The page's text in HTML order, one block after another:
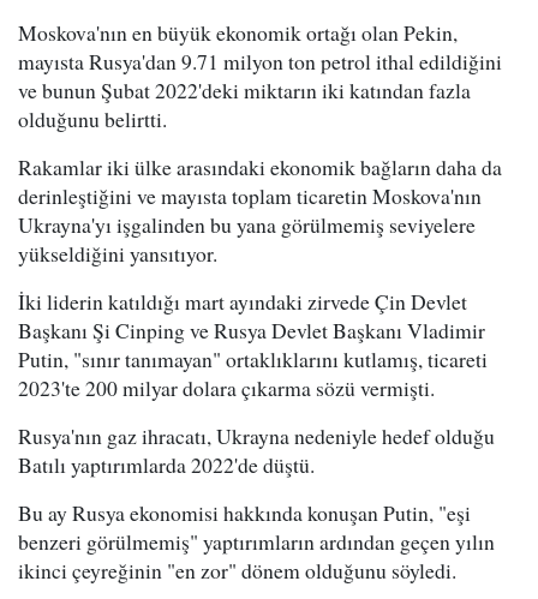
Moskova'nın en büyük ekonomik ortağı olan Pekin,
mayısta Rusya'dan 9.71 milyon ton petrol ithal edildiğini
ve bunun Şubat 2022'deki miktarın iki katından fazla
olduğunu belirtti.
Rakamlar iki ülke arasındaki ekonomik bağların daha da
derinleştiğini ve mayısta toplam ticaretin Moskova'nın
Ukrayna'yı işgalinden bu yana görülmemiş seviyelere
yükseldiğini yansıtıyor.
İki liderin katıldığı mart ayındaki zirvede Çin Devlet
Başkanı Şi Cinping ve Rusya Devlet Başkanı Vladimir
Putin, "sınır tanımayan" ortaklıklarını kutlamış, ticareti
2023'te 200 milyar dolara çıkarma sözü vermişti.
Rusya'nın gaz ihracatı, Ukrayna nedeniyle hedef olduğu
Batılı yaptırımlarda 2022'de düştü.
Bu ay Rusya ekonomisi hakkında konuşan Putin, "eşi
benzeri görülmemiş" yaptırımların ardından geçen yılın
ikinci çeyreğinin "en zor" dönem olduğunu söyledi.